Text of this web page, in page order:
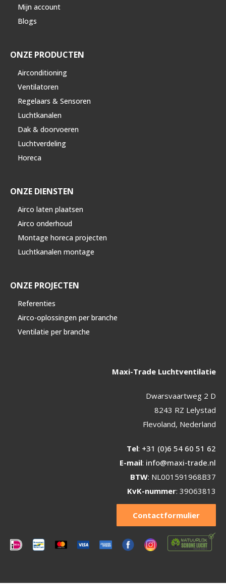
Mijn account
Blogs
ONZE PRODUCTEN
Airconditioning
Ventilatoren
Regelaars & Sensoren
Luchtkanalen
Dak & doorvoeren
Luchtverdeling
Horeca
ONZE DIENSTEN
Airco laten plaatsen
Airco onderhoud
Montage horeca projecten
Luchtkanalen montage
ONZE PROJECTEN
Referenties
Airco-oplossingen per branche
Ventilatie per branche
Maxi-Trade Luchtventilatie
Dwarsvaartweg 2 D
8243 RZ Lelystad
Flevoland, Nederland
Tel: +31 (0)6 54 60 51 62
E-mail: info@maxi-trade.nl
BTW: NL001591968B37
KvK-nummer: 39063813
Contactformulier